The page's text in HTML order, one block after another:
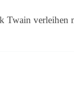
verleihen